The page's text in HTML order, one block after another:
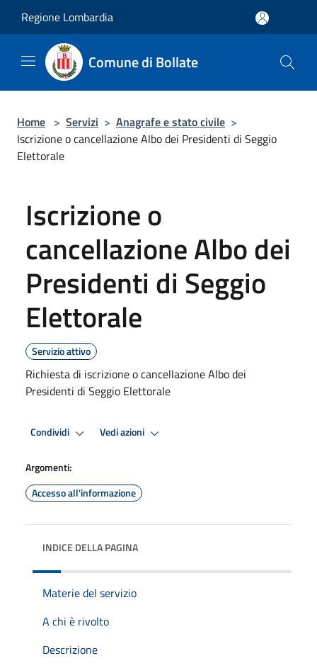
Regione Lombardia
Comune di Bollate
Home > Servizi > Anagrafe e stato civile >
Iscrizione o cancellazione Albo dei Presidenti di Seggio
Elettorale
Iscrizione o
cancellazione Albo dei
Presidenti di Seggio
Elettorale
Servizio attivo
Richiesta di iscrizione o cancellazione Albo dei
Presidenti di Seggio Elettorale
Condividi Vedi azioni
Argomenti:
Accesso all'informazione
INDICE DELLA PAGINA
Materie del servizio
A chi è rivolto
Descrizione